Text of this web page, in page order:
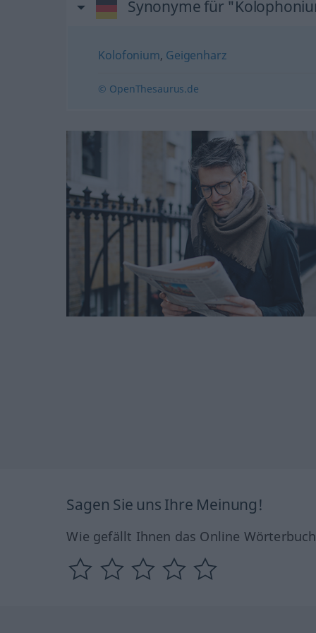
Synonyme für
Kolofonium, Geigenharz
© OpenThesaurus.de
Sagen Sie uns Ihre Meinung!
Wie gefällt Ihnen das Online